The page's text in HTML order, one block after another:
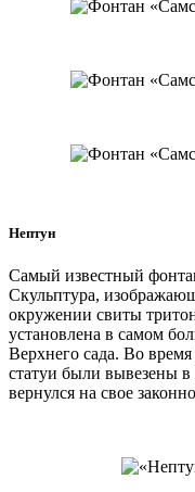
Нептун
Самый известный
Скульптура,
окружении свиты
установлена в самом
Верхнего сада. Во
статуи были вывезены
вернулся на свое